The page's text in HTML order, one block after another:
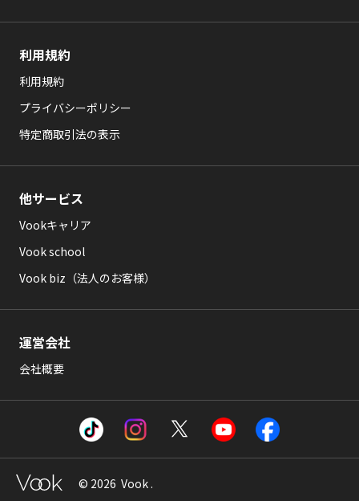
利用規約
利用規約
プライバシーポリシー
特定商取引法の表示
他サービス
Vookキャリア
Vook school
Vook biz（法人のお客様）
運営会社
会社概要
© 2026 Vook .